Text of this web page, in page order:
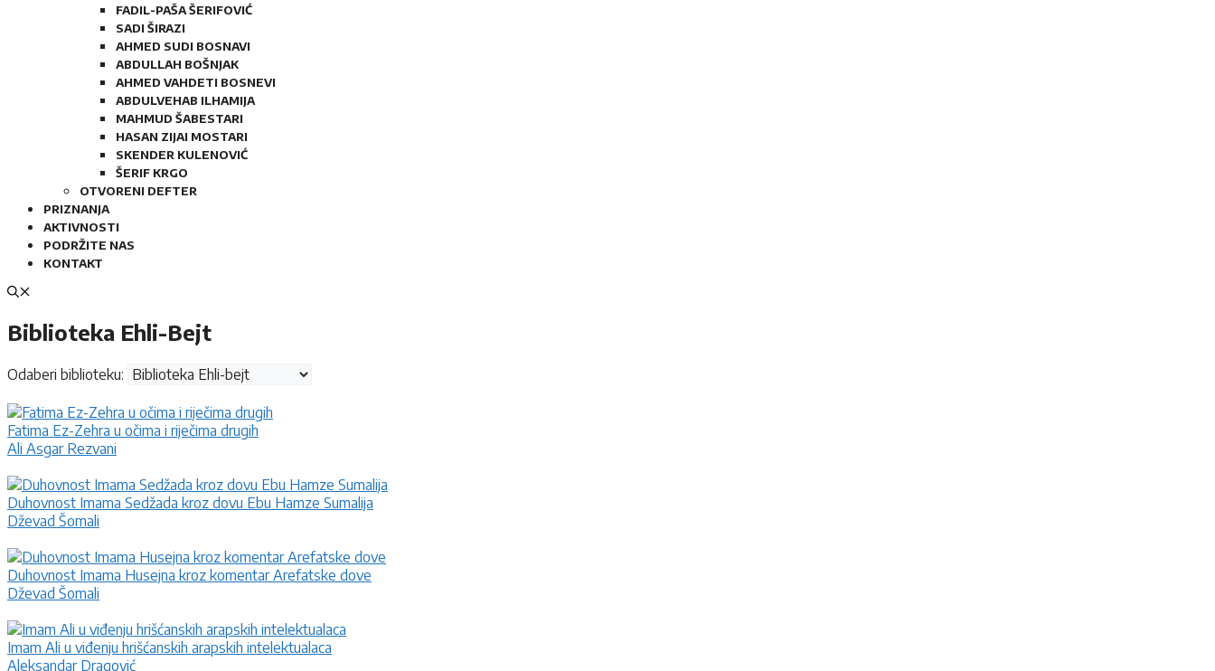
FADIL-PAŠA ŠERIFOVIĆ
SADI ŠIRAZI
AHMED SUDI BOSNAVI
ABDULLAH BOŠNJAK
AHMED VAHDETI BOSNEVI
ABDULVEHAB ILHAMIJA
MAHMUD ŠABESTARI
HASAN ZIJAI MOSTARI
SKENDER KULENOVIĆ
ŠERIF KRGO
OTVORENI DEFTER
PRIZNANJA
AKTIVNOSTI
PODRŽITE NAS
KONTAKT
Biblioteka Ehli-Bejt
Odaberi biblioteku:
Fatima Ez-Zehra u očima i riječima drugih
Ali Asgar Rezvani
Duhovnost Imama Sedžada kroz dovu Ebu Hamze Sumalija
Dževad Šomali
Duhovnost Imama Husejna kroz komentar Arefatske dove
Dževad Šomali
Imam Ali u viđenju hrišćanskih arapskih intelektualaca
Aleksandar Dragović